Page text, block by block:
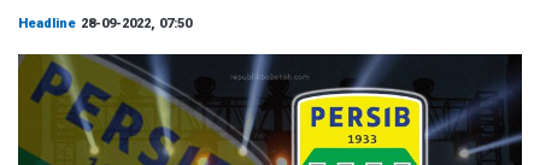
Headline 28-09-2022, 07:50